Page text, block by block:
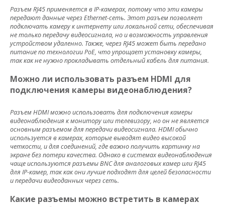
Разъем RJ45 применяется в IP-камерах, потому что эти камеры
передают данные через Ethernet-сеть. Этот разъем позволяет
подключать камеру к интернету или локальной сети, обеспечивая
не только передачу видеосигнала, но и возможность управления
устройством удаленно. Также, через RJ45 может быть передано
питание по технологии PoE, что упрощает установку камеры,
так как не нужно прокладывать отдельный кабель для питания.
Можно ли использовать разъем HDMI для
подключения камеры видеонаблюдения?
Разъем HDMI можно использовать для подключения камеры
видеонаблюдения к монитору или телевизору, но он не является
основным разъемом для передачи видеосигнала. HDMI обычно
используется в камерах, которые выводят видео высокой
четкости, и для соединений, где важно получить картинку на
экране без потери качества. Однако в системах видеонаблюдения
чаще используются разъемы BNC для аналоговых камер или RJ45
для IP-камер, так как они лучше подходят для целей безопасности
и передачи видеоданных через сеть.
Какие разъемы можно встретить в камерах